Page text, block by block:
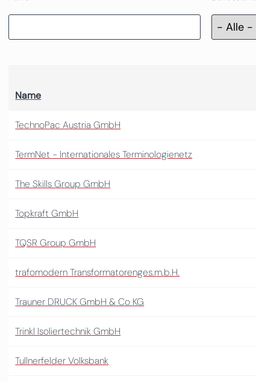
Name
TechnoPac Austria GmbH
TermNet - Internationales Terminologienetz
The Skills Group GmbH
Topkraft GmbH
TQSR Group GmbH
trafomodern Transformatorenges.m.b.H.
Trauner DRUCK GmbH & Co KG
Trinkl Isoliertechnik GmbH
Tullnerfelder Volksbank